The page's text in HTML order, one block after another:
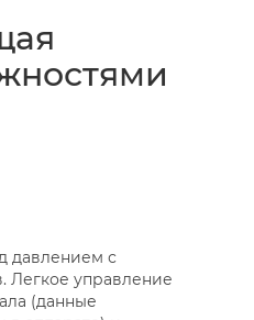
давлением с
управление
(данные